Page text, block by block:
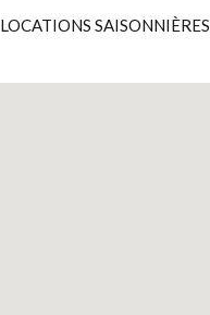
LOCATIONS SAISONNIÈRES